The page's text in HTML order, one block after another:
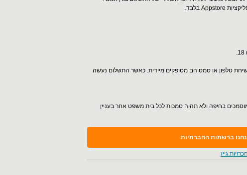
שיחת טלפון או סמס הם מסופקים מיידית. כאשר התשלום נעשה
בחיפה ולא תהיה סמכות לכל בית משפט אחר בעניין
ברשתות החברתיות
הכרויות גייז